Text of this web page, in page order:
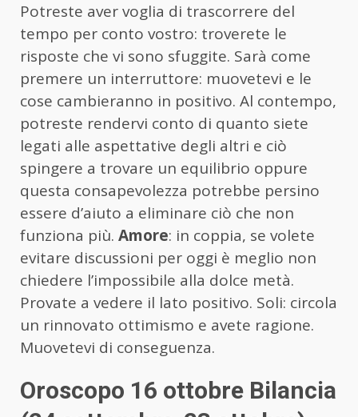
Potreste aver voglia di trascorrere del
tempo per conto vostro: troverete le
risposte che vi sono sfuggite. Sarà come
premere un interruttore: muovetevi e le
cose cambieranno in positivo. Al contempo,
potreste rendervi conto di quanto siete
legati alle aspettative degli altri e ciò
spingere a trovare un equilibrio oppure
questa consapevolezza potrebbe persino
essere d’aiuto a eliminare ciò che non
funziona più. Amore: in coppia, se volete
evitare discussioni per oggi è meglio non
chiedere l’impossibile alla dolce metà.
Provate a vedere il lato positivo. Soli: circola
un rinnovato ottimismo e avete ragione.
Muovetevi di conseguenza.
Oroscopo 16 ottobre Bilancia